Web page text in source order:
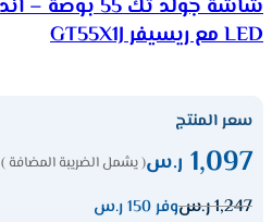
LED مع ريسيفر GT55X1J
سعر المنتج
1,097 ر.س( يشمل الضريبة المضافة )
1,247ر.سوفر 150 ر.س